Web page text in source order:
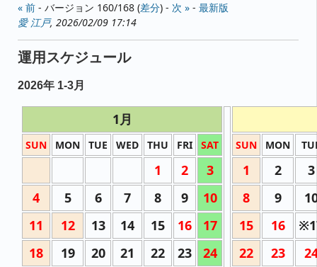
« 前 - バージョン 160/168 (差分) - 次 » - 最新版
愛 江戸, 2026/02/09 17:14
運用スケジュール
2026年 1-3月
1月
SUN MON TUE WED THU FRI SAT SUN MON
1 2 3 1 2
3
4
5 6 7 8 9 10 8 9
11
12 13 14 15 16 17 15 16
18
19 20 21 22 23 24 22 23